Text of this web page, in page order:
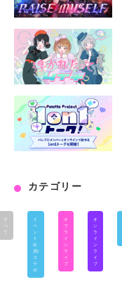
カテゴリー
す
べ
て
イ
ベ
ン
ト
出
演/
コ
ラ
ボ
オ
フ
ラ
イ
ン
ラ
イ
ブ
オ
ン
ラ
イ
ン
ラ
イ
ブ